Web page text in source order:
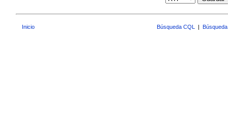
Inicio Búsqueda CQL